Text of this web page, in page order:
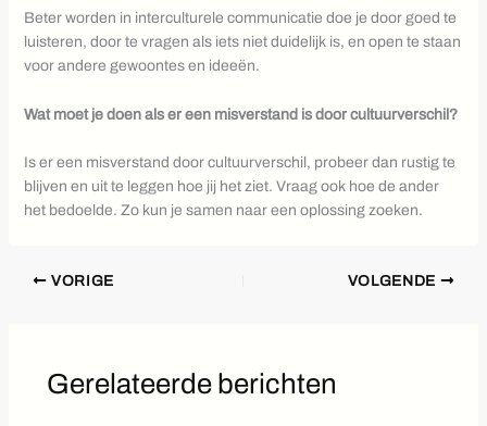
Beter worden in interculturele communicatie doe je door goed te
luisteren, door te vragen als iets niet duidelijk is, en open te staan
voor andere gewoontes en ideeën.
Wat moet je doen als er een misverstand is door cultuurverschil?
Is er een misverstand door cultuurverschil, probeer dan rustig te
blijven en uit te leggen hoe jij het ziet. Vraag ook hoe de ander
het bedoelde. Zo kun je samen naar een oplossing zoeken.
VORIGE VOLGENDE
Gerelateerde berichten